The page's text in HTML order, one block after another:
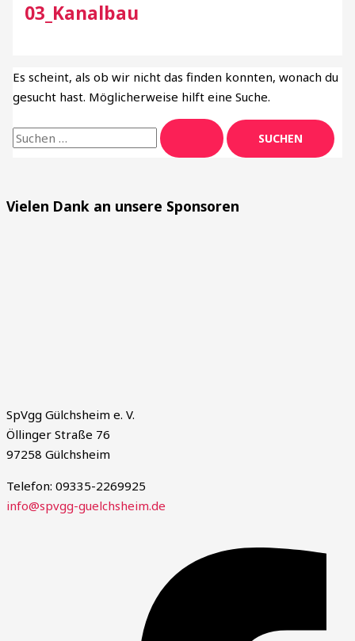
03_Kanalbau
Es scheint, als ob wir nicht das finden konnten, wonach du
gesucht hast. Möglicherweise hilft eine Suche.
Vielen Dank an unsere Sponsoren
SpVgg Gülchsheim e. V.
Öllinger Straße 76
97258 Gülchsheim
Telefon: 09335-2269925
info@spvgg-guelchsheim.de